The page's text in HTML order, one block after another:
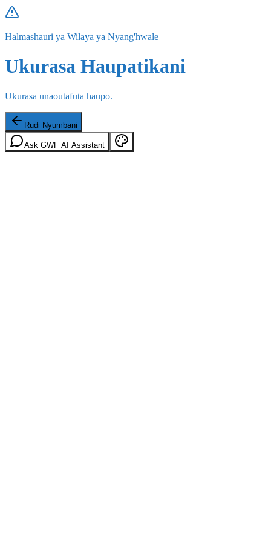
Halmashauri ya Wilaya ya Nyang'hwale
Ukurasa Haupatikani
Ukurasa unaoutafuta haupo.
Rudi Nyumbani
Ask GWF AI Assistant